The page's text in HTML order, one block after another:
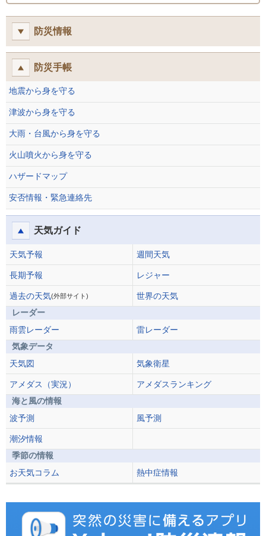
防災情報
防災手帳
地震から身を守る
津波から身を守る
大雨・台風から身を守る
火山噴火から身を守る
ハザードマップ
安否情報・緊急連絡先
天気ガイド
天気予報 週間天気
長期予報 レジャー
過去の天気(外部サイト)
世界の天気
レーダー
雨雲レーダー
雷レーダー
気象データ
天気図
気象衛星
アメダス（実況）
アメダスランキング
海と風の情報
波予測
風予測
潮汐情報
季節の情報
お天気コラム
熱中症情報